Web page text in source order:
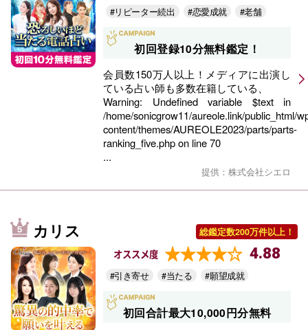
#リピーター続出 #恋愛成就 #老舗
初回登録10分無料鑑定！
会員数150万人以上！メディアに出演し
ている占い師も多数在籍している、
Warning: Undefined variable $text in
/home/sonicgrow11/aureole.link/public_html/
content/themes/AUREOLE2023/parts/parts-
ranking_five.phpon line70
...
提供：株式会社シエロ
カリス 総鑑定数200万件以上！
オススメ度 4.88
#引き寄せ #当たる #願望成就
初回合計最大10,000円分無料